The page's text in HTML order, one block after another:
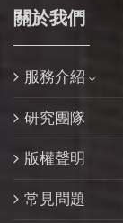
關於我們
服務介紹
研究團隊
版權聲明
常見問題